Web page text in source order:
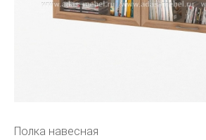
Полка навесная